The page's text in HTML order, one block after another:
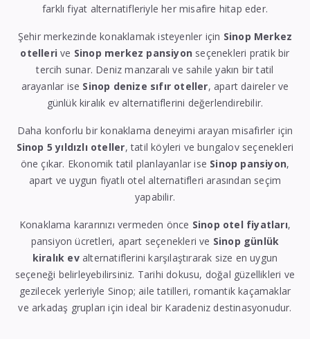
farklı fiyat alternatifleriyle her misafire hitap eder.
Şehir merkezinde konaklamak isteyenler için Sinop Merkez
otelleri ve Sinop merkez pansiyon seçenekleri pratik bir
tercih sunar. Deniz manzaralı ve sahile yakın bir tatil
arayanlar ise Sinop denize sıfır oteller, apart daireler ve
günlük kiralık ev alternatiflerini değerlendirebilir.
Daha konforlu bir konaklama deneyimi arayan misafirler için
Sinop 5 yıldızlı oteller, tatil köyleri ve bungalov seçenekleri
öne çıkar. Ekonomik tatil planlayanlar ise Sinop pansiyon,
apart ve uygun fiyatlı otel alternatifleri arasından seçim
yapabilir.
Konaklama kararınızı vermeden önce Sinop otel fiyatları,
pansiyon ücretleri, apart seçenekleri ve Sinop günlük
kiralık evalternatiflerini karşılaştırarak size en uygun
seçeneği belirleyebilirsiniz. Tarihi dokusu, doğal güzellikleri ve
gezilecek yerleriyle Sinop; aile tatilleri, romantik kaçamaklar
ve arkadaş grupları için ideal bir Karadeniz destinasyonudur.